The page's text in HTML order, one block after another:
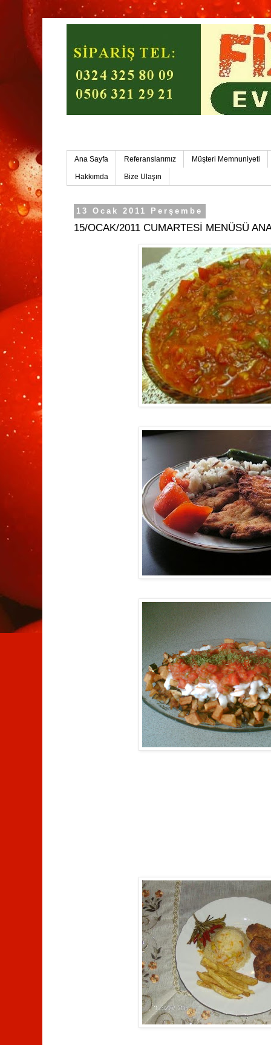
Ana Sayfa Referanslarımız Müşteri Memnuniyeti
Hakkımda Bize Ulaşın
13 Ocak 2011 Perşembe
15/OCAK/2011 CUMARTESİ MENÜSÜ